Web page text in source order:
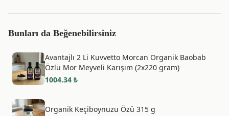
Bunları da Beğenebilirsiniz
Avantajlı 2 Li Kuvvetto Morcan Organik Baobab
Özlü Mor Meyveli Karışım (2x220 gram)
1004.34 ₺
Organik Keçiboynuzu Özü 315 g